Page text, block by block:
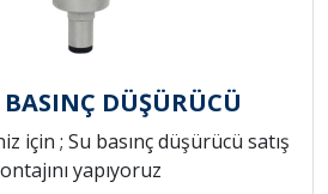
DÜŞÜRÜCÜ
için ; Su basınç düşürücü satış
yapıyoruz